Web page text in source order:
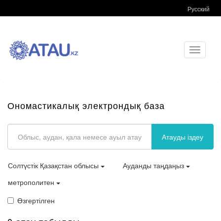
Русский
Toggle
Ономастикалық электрондық база
Атауды іздеу
Солтүстік Қазақстан облысы
Ауданды таңдаңыз
метрополитен
Өзгертілген